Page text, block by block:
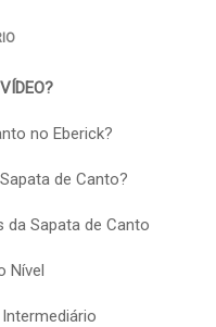
no Eberick?
de Canto?
da Sapata de Canto
Nível